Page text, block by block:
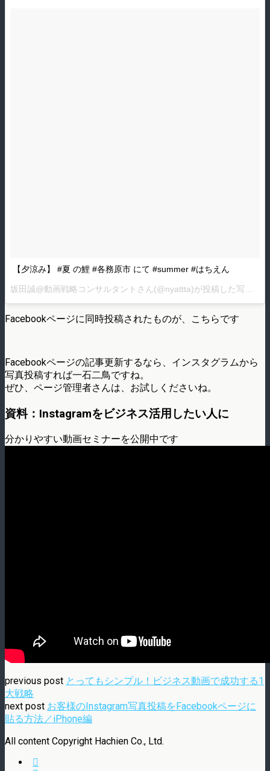
【夕涼み】 #夏 の鯉 #各務原市 にて #summer #はちえん
坂田誠@動画戦略コンサルタントさん(@nyattta)が投稿した写真 –
Facebookページに同時投稿されたものが、こちらです
Facebookページの記事更新するなら、インスタグラムから
写真投稿すれば一石二鳥ですね。
ぜひ、ページ管理者さんは、お試しくださいね。
資料：Instagramをビジネス活用したい人に
分かりやすい動画セミナーを公開中です
previous post とってもシンプル！ビジネス動画で成功する1
大戦略
next post お客様のInstagram写真投稿をFacebookページに
貼る方法／iPhone編
All content Copyright Hachien Co., Ltd.